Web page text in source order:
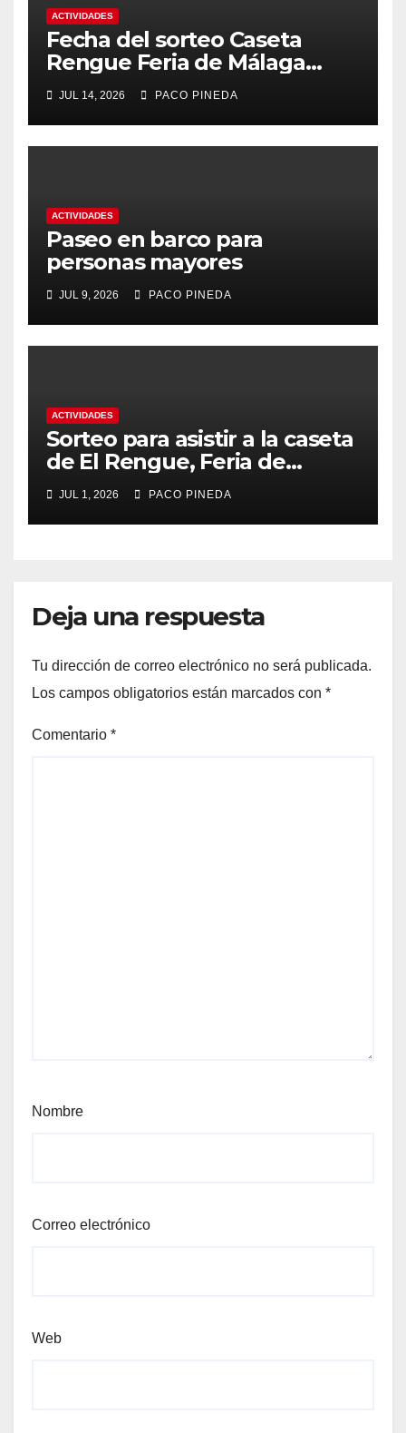
ACTIVIDADES
Fecha del sorteo Caseta
Rengue Feria de Málaga
2026
JUL 14, 2026 PACO PINEDA
ACTIVIDADES
Paseo en barco para
personas mayores
JUL 9, 2026 PACO PINEDA
ACTIVIDADES
Sorteo para asistir a la caseta
de El Rengue, Feria de
Málaga 2026
JUL 1, 2026 PACO PINEDA
Deja una respuesta
Tu dirección de correo electrónico no será publicada.
Los campos obligatorios están marcados con *
Comentario *
Nombre
Correo electrónico
Web